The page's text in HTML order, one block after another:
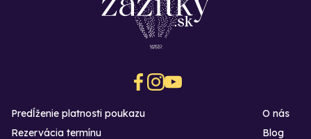
Predĺženie platnosti poukazu
Rezervácia termínu
O nás
Blog